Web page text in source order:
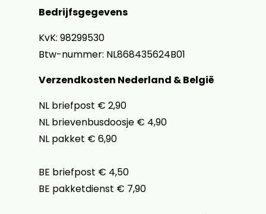
Bedrijfsgegevens
KvK: 98299530
Btw-nummer: NL868435624B01
Verzendkosten Nederland & België
NL briefpost € 2,90
NL brievenbusdoosje € 4,90
NL pakket € 6,90
BE briefpost € 4,50
BE pakketdienst € 7,90